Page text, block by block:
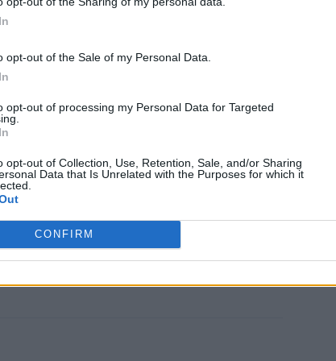
opt-out of the Sale of my Personal Data.
opt-out of processing my Personal Data for Targeted
opt-out of Collection, Use, Retention, Sale, and/or Sharing
Data that Is Unrelated with the Purposes for which it
CONFIRM
παρουσιάστηκαν
funds που βολιδοσκοπούσαν
περιπτώσεις εξαγοράς ήδη
φαρμακείου ήταν διαρκείς.
του ΠΦΣ κινήθηκε
να γνωρίζουν πολλοί τις
Υγείας Άδωνι Γεωργιάδη»